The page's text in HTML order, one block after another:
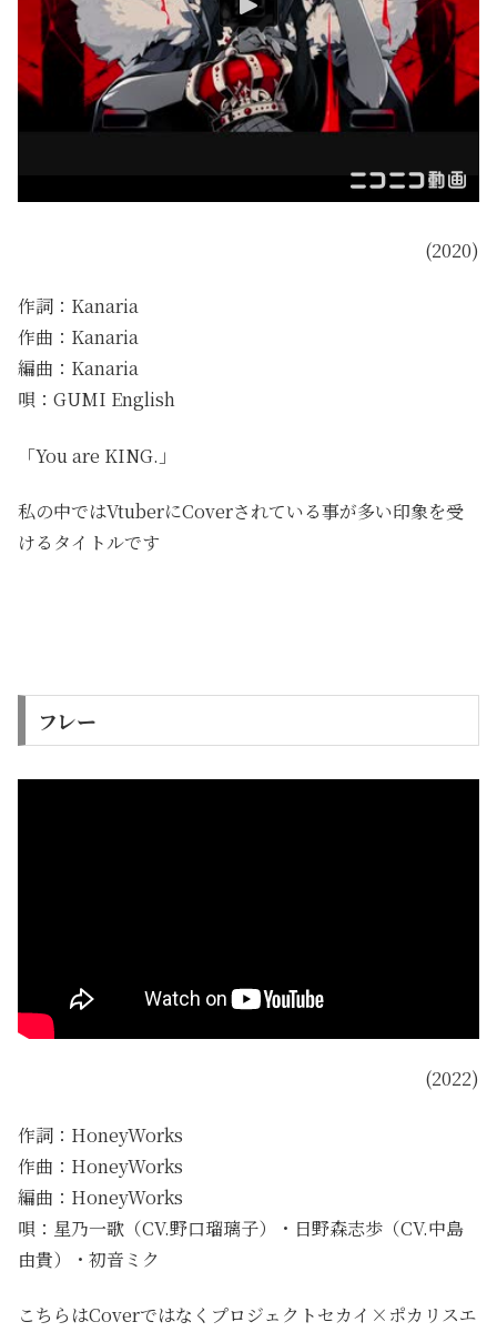
(2020)
作詞：Kanaria
作曲：Kanaria
編曲：Kanaria
唄：GUMI English
「You are KING.」
私の中ではVtuberにCoverされている事が多い印象を受
けるタイトルです
フレー
(2022)
作詞：HoneyWorks
作曲：HoneyWorks
編曲：HoneyWorks
唄：星乃一歌（CV.野口瑠璃子）・日野森志歩（CV.中島
由貴）・初音ミク
こちらはCoverではなくプロジェクトセカイ×ポカリスエ